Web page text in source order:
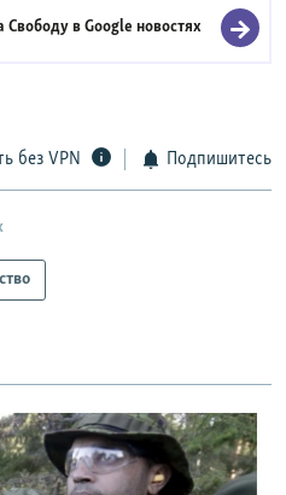
Свободу вGoogle новостях
без VPN Подпишитесь